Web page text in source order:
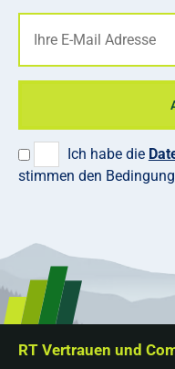
Ich habe die
stimmen den
RT Vertrauen und